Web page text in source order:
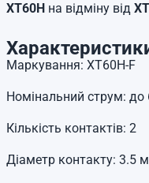
XT60H на відміну від
Маркування: XT60H-F
Номінальний струм: до
Кількість контактів: 2
Діаметр контакту: 3.5